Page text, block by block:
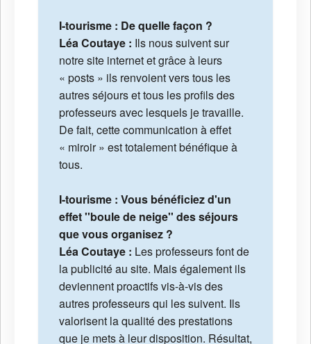
I-tourisme : De quelle façon ?
Léa Coutaye : Ils nous suivent sur
notre site internet et grâce à leurs
« posts » ils renvoient vers tous les
autres séjours et tous les profils des
professeurs avec lesquels je travaille.
De fait, cette communication à effet
« miroir » est totalement bénéfique à
tous.
I-tourisme : Vous bénéficiez d'un
effet ''boule de neige'' des séjours
que vous organisez ?
Léa Coutaye : Les professeurs font de
la publicité au site. Mais également ils
deviennent proactifs vis-à-vis des
autres professeurs qui les suivent. Ils
valorisent la qualité des prestations
que je mets à leur disposition. Résultat,